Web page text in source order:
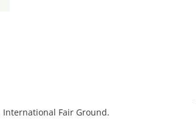
International Fair Ground.